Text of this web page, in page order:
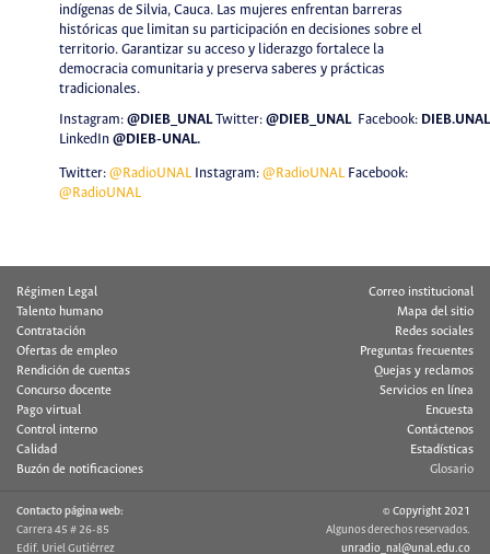
indígenas de Silvia, Cauca. Las mujeres enfrentan barreras
históricas que limitan su participación en decisiones sobre el
territorio. Garantizar su acceso y liderazgo fortalece la
democracia comunitaria y preserva saberes y prácticas
tradicionales.
Instagram: @DIEB_UNAL Twitter: @DIEB_UNAL Facebook: DIEB.UNAL
LinkedIn @DIEB-UNAL.
Twitter: @RadioUNALInstagram: @RadioUNALFacebook:
@RadioUNAL
Régimen Legal
Talento humano
Contratación
Ofertas de empleo
Rendición de cuentas
Concurso docente
Pago virtual
Control interno
Calidad
Buzón de notificaciones
Correo institucional
Mapa del sitio
Redes sociales
Preguntas frecuentes
Quejas y reclamos
Servicios en línea
Encuesta
Contáctenos
Estadísticas
Glosario
Contacto página web:
Carrera 45 # 26-85
Edif. Uriel Gutiérrez
© Copyright 2021
Algunos derechos reservados.
unradio_nal@unal.edu.co